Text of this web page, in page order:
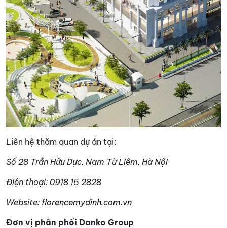
Liên hệ thăm quan dự án tại:
Số 28 Trần Hữu Dực, Nam Từ Liêm, Hà Nội
Điện thoại: 0918 15 2828
Website: florencemydinh.com.vn
Đơn vị phân phối Danko Group